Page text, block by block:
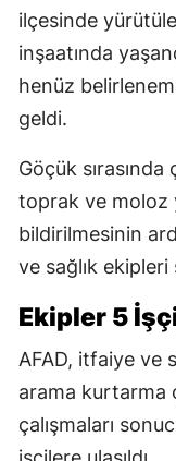
ilçesinde
inşaatında
henüz
geldi.
Göçük sırasında
toprak ve moloz
bildirilmesinin
ve sağlık
Ekipler 5
AFAD, itfaiye ve
arama kurtarma
çalışmaları